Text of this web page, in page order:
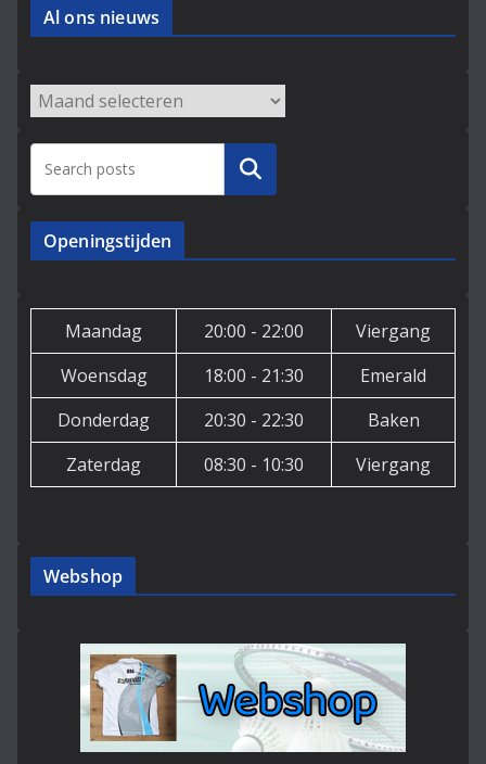
Al ons nieuws
Archieven
Zoeken
Openingstijden
Maandag 20:00 - 22:00
Viergang
Woensdag
18:00 - 21:30
Emerald
Donderdag
20:30 - 22:30
Baken
Zaterdag
08:30 - 10:30 Viergang
Webshop